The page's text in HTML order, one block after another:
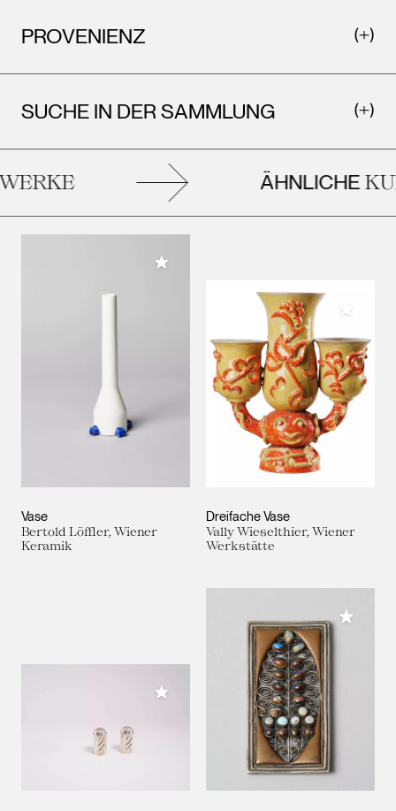
PROVENIENZ
SUCHE IN DER SAMMLUNG
ÄHNLICHE
Vase
Bertold Löffler, Wiener
Keramik
Meiner Sammlung hinzufügen
Dreifache Vase
Vally Wieselthier, Wiener
Werkstätte
Meiner Sammlung hinzufügen
Meiner